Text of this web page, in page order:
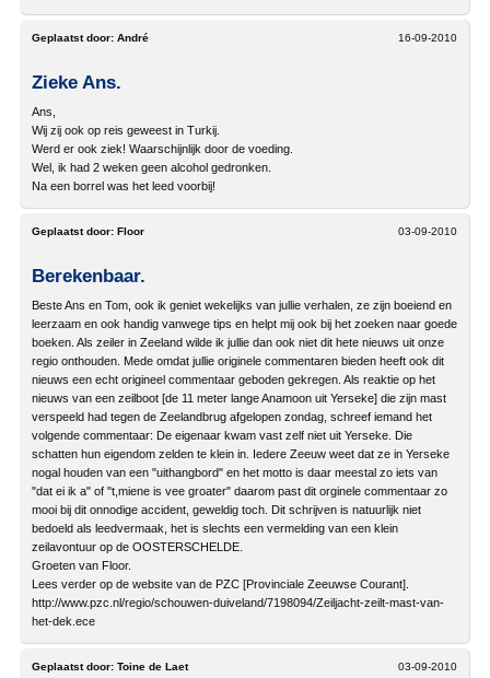
16-09-2010
Geplaatst door: André
Zieke Ans.
Ans,
Wij zij ook op reis geweest in Turkij.
Werd er ook ziek! Waarschijnlijk door de voeding.
Wel, ik had 2 weken geen alcohol gedronken.
Na een borrel was het leed voorbij!
03-09-2010
Geplaatst door: Floor
Berekenbaar.
Beste Ans en Tom, ook ik geniet wekelijks van jullie verhalen, ze zijn boeiend en
leerzaam en ook handig vanwege tips en helpt mij ook bij het zoeken naar goede
boeken. Als zeiler in Zeeland wilde ik jullie dan ook niet dit hete nieuws uit onze
regio onthouden. Mede omdat jullie originele commentaren bieden heeft ook dit
nieuws een echt origineel commentaar geboden gekregen. Als reaktie op het
nieuws van een zeilboot [de 11 meter lange Anamoon uit Yerseke] die zijn mast
verspeeld had tegen de Zeelandbrug afgelopen zondag, schreef iemand het
volgende commentaar: De eigenaar kwam vast zelf niet uit Yerseke. Die
schatten hun eigendom zelden te klein in. Iedere Zeeuw weet dat ze in Yerseke
nogal houden van een "uithangbord" en het motto is daar meestal zo iets van
"dat ei ik a" of "t,miene is vee groater" daarom past dit orginele commentaar zo
mooi bij dit onnodige accident, geweldig toch. Dit schrijven is natuurlijk niet
bedoeld als leedvermaak, het is slechts een vermelding van een klein
zeilavontuur op de OOSTERSCHELDE.
Groeten van Floor.
Lees verder op de website van de PZC [Provinciale Zeeuwse Courant].
http://www.pzc.nl/regio/schouwen-duiveland/7198094/Zeiljacht-zeilt-mast-van-
het-dek.ece
03-09-2010
Geplaatst door: Toine de Laet